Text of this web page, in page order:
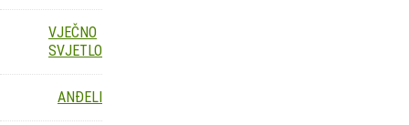
VJEČNO
SVJETLO
ANĐELI